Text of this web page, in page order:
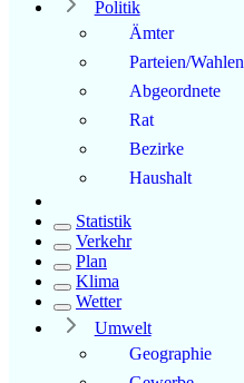
Politik
Ämter
Parteien/Wahlen
Abgeordnete
Rat
Bezirke
Haushalt
Statistik
Verkehr
Plan
Klima
Wetter
Umwelt
Geographie